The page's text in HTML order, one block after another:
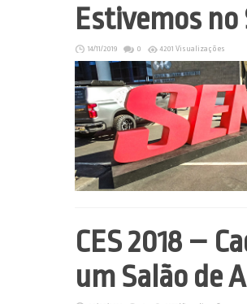
Estivemos no
14/11/2019 0 4201 Visualizações
CES 2018 –
um Salão de